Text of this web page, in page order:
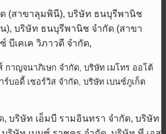
(สาขาลุมพินี), บริษัท ธนบุรีพานิช
), บริษัท ธนบุรีพานิช จำกัด (สาขา
บีเคเค วิภาวดี จำกัด,
กาญจนาภิเษก จำกัด, บริษัท เมโทร ออโต้
ร์บอดี้ เซอร์วิส จำกัด, บริษัท เบนซ์ภูเก็ต
บริษัท เอ็มบี รามอินทรา จำกัด, บริษัท